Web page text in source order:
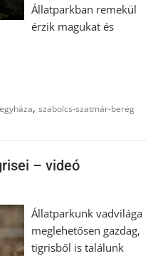
Állatparkban remekül
érzik magukat és
,szabolcs-szatmár-bereg
– videó
Állatparkunk vadvilága
meglehetősen gazdag,
tigrisből is találunk